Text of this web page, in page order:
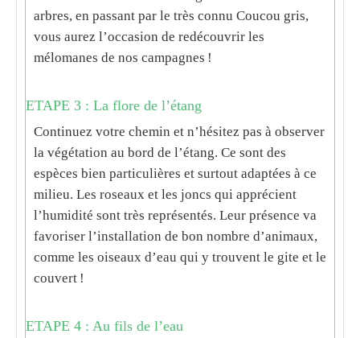
arbres, en passant par le très connu Coucou gris,
vous aurez l’occasion de redécouvrir les
mélomanes de nos campagnes !
ETAPE 3 : La flore de l’étang
Continuez votre chemin et n’hésitez pas à observer
la végétation au bord de l’étang. Ce sont des
espèces bien particulières et surtout adaptées à ce
milieu. Les roseaux et les joncs qui apprécient
l’humidité sont très représentés. Leur présence va
favoriser l’installation de bon nombre d’animaux,
comme les oiseaux d’eau qui y trouvent le gite et le
couvert !
ETAPE 4 : Au fils de l’eau